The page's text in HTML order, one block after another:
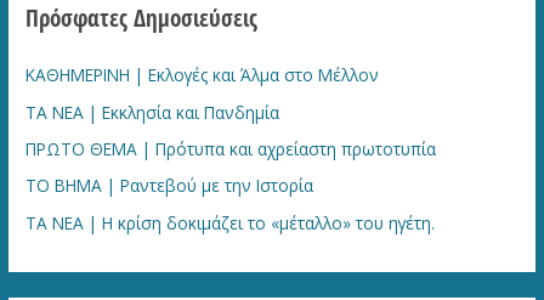
h
r
:
Πρόσφατες Δημοσιεύσεις
ΚΑΘΗΜΕΡΙΝΗ | Εκλογές και Άλμα στο Μέλλον
ΤΑ ΝΕΑ | Εκκλησία και Πανδημία
ΠΡΩΤΟ ΘΕΜΑ | Πρότυπα και αχρείαστη πρωτοτυπία
ΤΟ ΒΗΜΑ | Ραντεβού με την Ιστορία
TA NEA | Η κρίση δοκιμάζει το «μέταλλο» του ηγέτη.